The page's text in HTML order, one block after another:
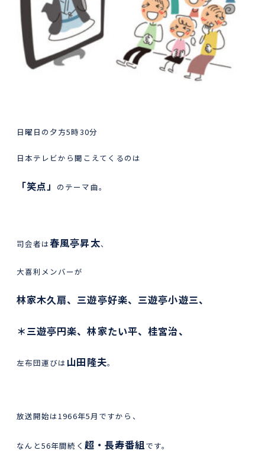
日曜日の夕方5時30分
日本テレビから聞こえてくるのは
「笑点」 のテーマ曲。
司会者は春風亭昇太、
大喜利メンバーが
林家木久扇、三遊亭好楽、三遊亭小遊三、
＊三遊亭円楽、林家たい平、桂宮治、
左布団運びは 山田隆夫。
放送開始は1966年5月ですから、
なんと56年間続く 超・長寿番組です。